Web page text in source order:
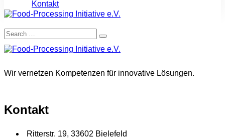
Kontakt
Wir vernetzen Kompetenzen für innovative Lösungen.
Kontakt
Ritterstr. 19, 33602 Bielefeld